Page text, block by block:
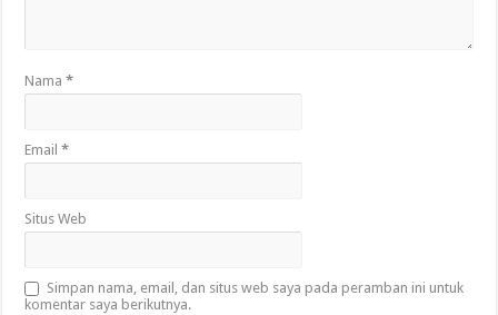
Nama*
Email*
Situs Web
Simpan nama, email, dan situs web saya pada peramban ini untuk
komentar saya berikutnya.